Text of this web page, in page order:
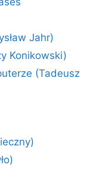
Jahr)
Konikowski)
(Tadeusz